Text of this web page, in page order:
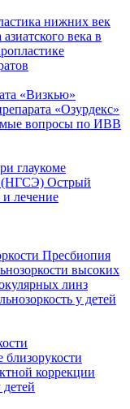
нижних век
века в
«Визкью»
«Озурдекс»
вопросы по ИВВ
глаукоме
(НГСЭ) Острый
лечение
Пресбиопия
высоких
линз
у детей
близорукости
коррекции
детей